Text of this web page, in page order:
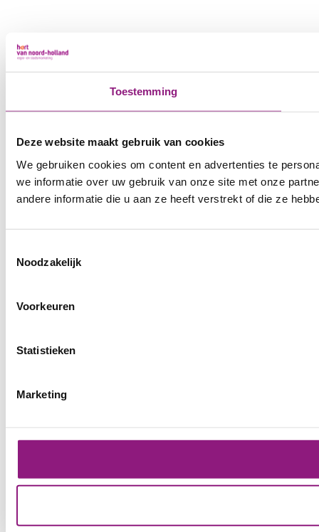
Toestemming
Deze website maakt gebruik van cookies
We gebruiken cookies om content en advertenties te
we informatie over uw gebruik van onze site met onze
andere informatie die u aan ze heeft verstrekt of die ze
Noodzakelijk
Voorkeuren
Statistieken
Marketing